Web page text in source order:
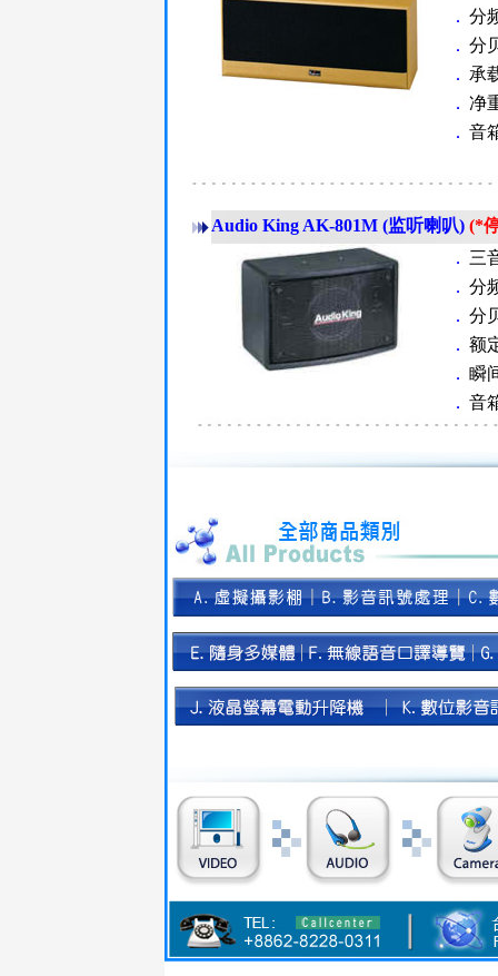
． 分
． 分
． 承
． 净
． 音
Audio King AK-801M (监听喇叭) (*
． 三
． 分
． 分
． 额
． 瞬
． 音